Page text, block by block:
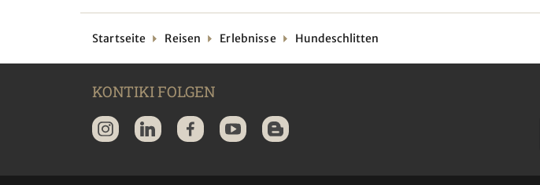
Startseite Reisen Erlebnisse Hundeschlitten
KONTIKI FOLGEN